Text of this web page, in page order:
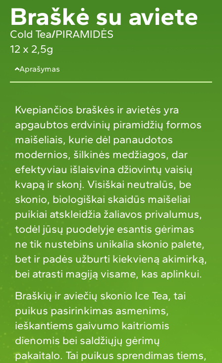
Braškė su aviete
Cold Tea/PIRAMIDĖS
12 x 2,5g
Aprašymas
Kvepiančios braškės ir avietės yra
apgaubtos erdvinių piramidžių formos
maišeliais, kurie dėl panaudotos
modernios, šilkinės medžiagos, dar
efektyviau išlaisvina džiovintų vaisių
kvapą ir skonį. Visiškai neutralūs, be
skonio, biologiškai skaidūs maišeliai
puikiai atskleidžia žaliavos privalumus,
todėl jūsų puodelyje esantis gėrimas
ne tik nustebins unikalia skonio palete,
bet ir padės užburti kiekvieną akimirką,
bei atrasti magiją visame, kas aplinkui.
Braškių ir aviečių skonio Ice Tea, tai
puikus pasirinkimas asmenims,
ieškantiems gaivumo kaitriomis
dienomis bei saldžiųjų gėrimų
pakaitalo. Tai puikus sprendimas tiems,